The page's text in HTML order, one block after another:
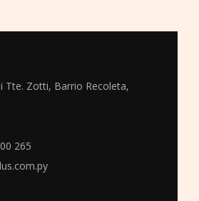
Tte. Zotti, Barrio Recoleta,
265